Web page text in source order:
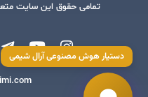
تمامی حقوق این سایت
دستیار هوش مصنوعی آرال شیمی